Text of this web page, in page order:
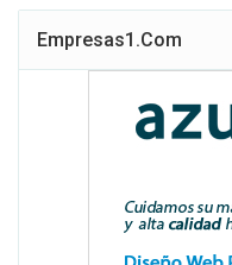
Empresas1.com